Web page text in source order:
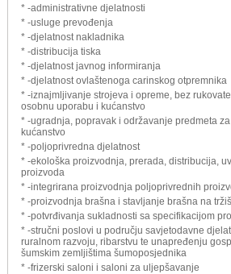
* -administrativne djelatnosti
* -usluge prevođenja
* -djelatnost nakladnika
* -distribucija tiska
* -djelatnost javnog informiranja
* -djelatnost ovlaštenoga carinskog otpremnika
* -iznajmljivanje strojeva i opreme, bez
osobnu uporabu i kućanstvo
* -ugradnja, popravak i održavanje predmeta
kućanstvo
* -poljoprivredna djelatnost
* -ekološka proizvodnja, prerada, distribucija,
proizvoda
* -integrirana proizvodnja poljoprivrednih
* -proizvodnja brašna i stavljanje brašna na
* -potvrđivanja sukladnosti sa specifikacijom
* -stručni poslovi u području savjetodavne
ruralnom razvoju, ribarstvu te unapređenju
šumskim zemljištima šumoposjednika
* -frizerski saloni i saloni za uljepšavanje